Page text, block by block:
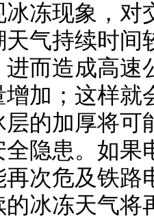
冻现象，对
气持续时间
进而造成高速
加；这样就
层的加厚将可
隐患。如果
再次危及铁路
冰冻天气将